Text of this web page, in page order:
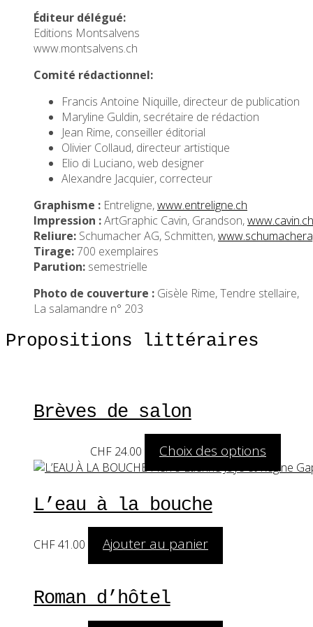
Éditeur délégué:
Editions Montsalvens
www.montsalvens.ch
Comité rédactionnel:
Francis Antoine Niquille, directeur de publication
Maryline Guldin, secrétaire de rédaction
Jean Rime, conseiller éditorial
Olivier Collaud, directeur artistique
Elio di Luciano, web designer
Alexandre Jacquier, correcteur
Graphisme : Entreligne,www.entreligne.ch
Impression :ArtGraphic Cavin, Grandson,www.cavin.ch
Reliure: Schumacher AG, Schmitten,
Tirage:700 exemplaires
Parution: semestrielle
Photo de couverture : Gisèle Rime, Tendre stellaire,
La salamandre n° 203
Propositions littéraires
Brèves de salon
CHF 24.00 Choix des options
L’eau à la bouche
CHF41.00 Ajouter au panier
Roman d’hôtel